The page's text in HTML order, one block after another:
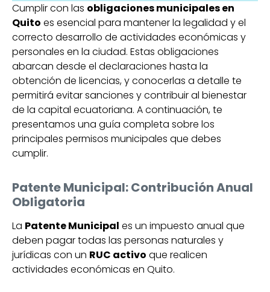
Cumplir con las obligaciones municipales en
Quito es esencial para mantener la legalidad y el
correcto desarrollo de actividades económicas y
personales en la ciudad. Estas obligaciones
abarcan desde el declaraciones hasta la
obtención de licencias, y conocerlas a detalle te
permitirá evitar sanciones y contribuir al bienestar
de la capital ecuatoriana. A continuación, te
presentamos una guía completa sobre los
principales permisos municipales que debes
cumplir.
Patente Municipal: Contribución Anual
Obligatoria
La Patente Municipal es un impuesto anual que
deben pagar todas las personas naturales y
jurídicas con un RUC activo que realicen
actividades económicas en Quito.